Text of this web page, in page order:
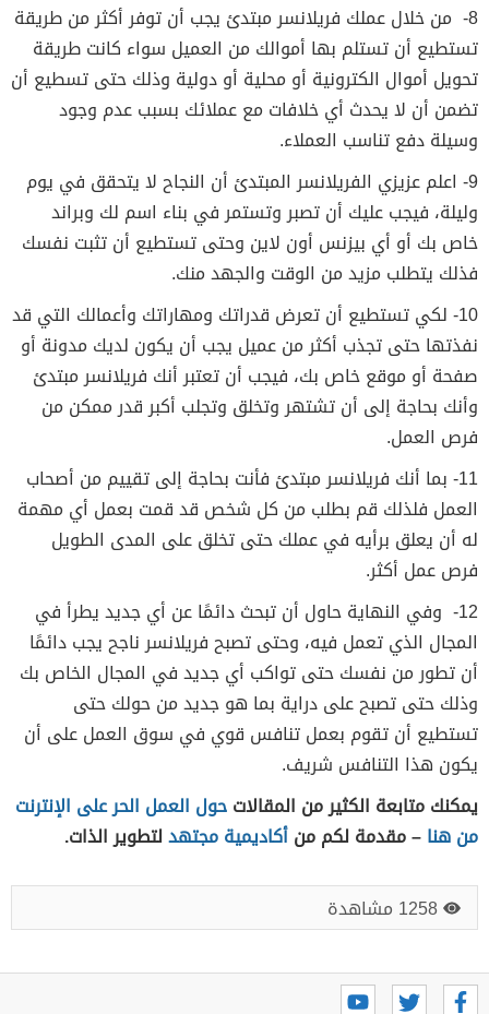
8- من خلال عملك فريلانسر مبتدئ يجب أن توفر أكثر من طريقة
تستطيع أن تستلم بها أموالك من العميل سواء كانت طريقة
تحويل أموال الكترونية أو محلية أو دولية وذلك حتى تسطيع أن
تضمن أن لا يحدث أي خلافات مع عملائك بسبب عدم وجود
وسيلة دفع تناسب العملاء.
9- اعلم عزيزي الفريلانسر المبتدئ أن النجاح لا يتحقق في يوم
وليلة، فيجب عليك أن تصبر وتستمر في بناء اسم لك وبراند
خاص بك أو أي بيزنس أون لاين وحتى تستطيع أن تثبت نفسك
فذلك يتطلب مزيد من الوقت والجهد منك.
10- لكي تستطيع أن تعرض قدراتك ومهاراتك وأعمالك التي قد
نفذتها حتى تجذب أكثر من عميل يجب أن يكون لديك مدونة أو
صفحة أو موقع خاص بك، فيجب أن تعتبر أنك فريلانسر مبتدئ
وأنك بحاجة إلى أن تشتهر وتخلق وتجلب أكبر قدر ممكن من
فرص العمل.
11- بما أنك فريلانسر مبتدئ فأنت بحاجة إلى تقييم من أصحاب
العمل فلذلك قم بطلب من كل شخص قد قمت بعمل أي مهمة
له أن يعلق برأيه في عملك حتى تخلق على المدى الطويل
فرص عمل أكثر.
12- وفي النهاية حاول أن تبحث دائمًا عن أي جديد يطرأ في
المجال الذي تعمل فيه، وحتى تصبح فريلانسر ناجح يجب دائمًا
أن تطور من نفسك حتى تواكب أي جديد في المجال الخاص بك
وذلك حتى تصبح على دراية بما هو جديد من حولك حتى
تستطيع أن تقوم بعمل تنافس قوي في سوق العمل على أن
يكون هذا التنافس شريف.
يمكنك متابعة الكثير من المقالاتحول العمل الحر على الإنترنت
من هنا– مقدمة لكم منأكاديمية مجتهدلتطوير الذات.
1258 مشاهدة